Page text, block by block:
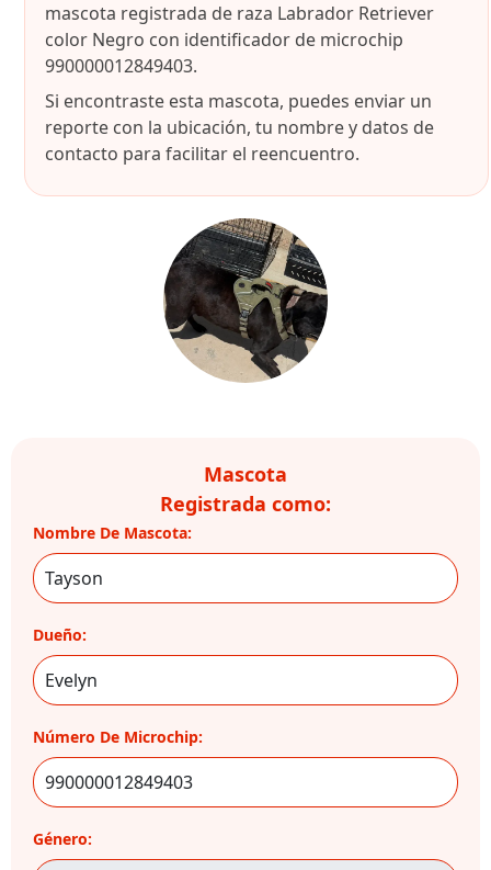
mascota registrada de raza Labrador Retriever
color Negro con identificador de microchip
990000012849403.
Si encontraste esta mascota, puedes enviar un
reporte con la ubicación, tu nombre y datos de
contacto para facilitar el reencuentro.
Mascota
Registrada como:
Nombre De Mascota:
Dueño:
Número De Microchip:
Género: